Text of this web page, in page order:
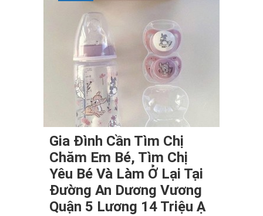
Gia Đình Cần Tìm Chị
Chăm Em Bé, Tìm Chị
Yêu Bé Và Làm Ở Lại Tại
Đường An Dương Vương
Quận 5 Lương 14 Triệu Ạ